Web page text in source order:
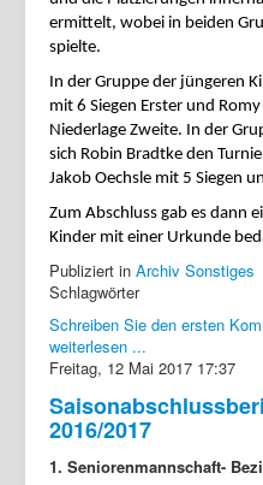
ermittelt, wobei in beiden
spielte.
In der Gruppe der jüngeren
mit 6 Siegen Erster und
Niederlage Zweite. In der
sich Robin Bradtke den
Jakob Oechsle mit 5 Siegen
Zum Abschluss gab es dann
Kinder mit einer Urkunde
Publiziert in Archiv Sonstiges
Schlagwörter
Schreiben Sie den ersten
weiterlesen ...
Freitag, 12 Mai 2017 17:37
2016/2017
1. Seniorenmannschaft-